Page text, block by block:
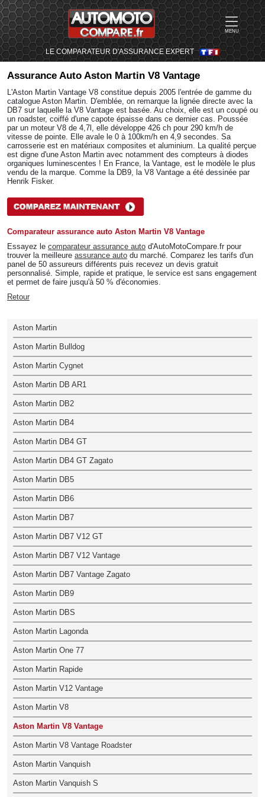
MENU
LE COMPARATEUR D'ASSURANCE EXPERT
Assurance Auto Aston Martin V8 Vantage
L'Aston Martin Vantage V8 constitue depuis 2005 l'entrée de gamme du
catalogue Aston Martin. D'emblée, on remarque la lignée directe avec la
DB7 sur laquelle la V8 Vantage est basée. Au choix, elle est un coupé ou
un roadster, coiffé d'une capote épaisse dans ce dernier cas. Poussée
par un moteur V8 de 4,7l, elle développe 426 ch pour 290 km/h de
vitesse de pointe. Elle avale le 0 à 100km/h en 4,9 secondes. Sa
carrosserie est en matériaux composites et aluminium. La qualité perçue
est digne d'une Aston Martin avec notamment des compteurs à diodes
organiques luminescentes ! En France, la Vantage, est le modèle le plus
vendu de la marque. Comme la DB9, la V8 Vantage a été dessinée par
Henrik Fisker.
Comparateur assurance auto Aston Martin V8 Vantage
Essayez le comparateur assurance auto d'AutoMotoCompare.fr pour
trouver la meilleure assurance auto du marché. Comparez les tarifs d'un
panel de 50 assureurs différents puis recevez un devis gratuit
personnalisé. Simple, rapide et pratique, le service est sans engagement
et permet de faire jusqu'à 50 % d'économies.
Retour
Aston Martin
Aston Martin Bulldog
Aston Martin Cygnet
Aston Martin DB AR1
Aston Martin DB2
Aston Martin DB4
Aston Martin DB4 GT
Aston Martin DB4 GT Zagato
Aston Martin DB5
Aston Martin DB6
Aston Martin DB7
Aston Martin DB7 V12 GT
Aston Martin DB7 V12 Vantage
Aston Martin DB7 Vantage Zagato
Aston Martin DB9
Aston Martin DBS
Aston Martin Lagonda
Aston Martin One 77
Aston Martin Rapide
Aston Martin V12 Vantage
Aston Martin V8
Aston Martin V8 Vantage
Aston Martin V8 Vantage Roadster
Aston Martin Vanquish
Aston Martin Vanquish S